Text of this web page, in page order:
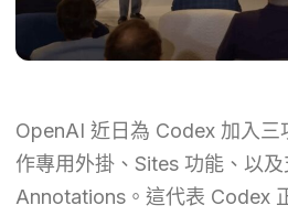
OpenAI 近日為 Codex 加入三
作專用外掛、Sites 功能、以
Annotations。這代表 Codex